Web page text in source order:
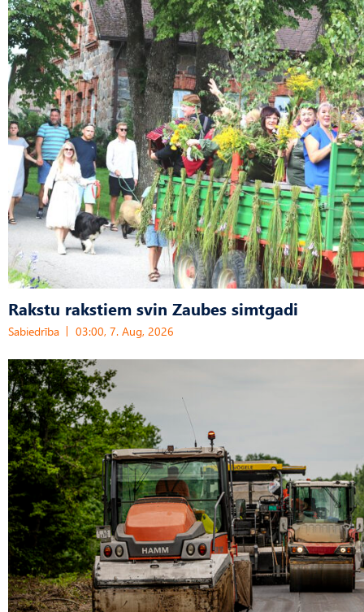
Rakstu rakstiem svin Zaubes simtgadi
Sabiedrība 03:00, 7. Aug, 2026